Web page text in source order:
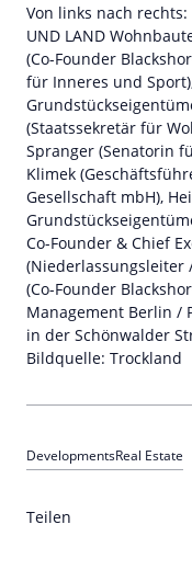
Von links nach
UND LAND
(Co-Founder
für Inneres und
(Staatssekretär für
Spranger (Senatorin
Klimek
Gesellschaft mbH),
Co-Founder & Chief
(Niederlassungsleiter
(Co-Founder
Management Berlin /
in der Schönwalder
Bildquelle: Trockland
DevelopmentsReal Estate
Teilen